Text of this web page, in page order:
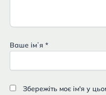
Ваше імʼя *
Збережіть моє ім'я у